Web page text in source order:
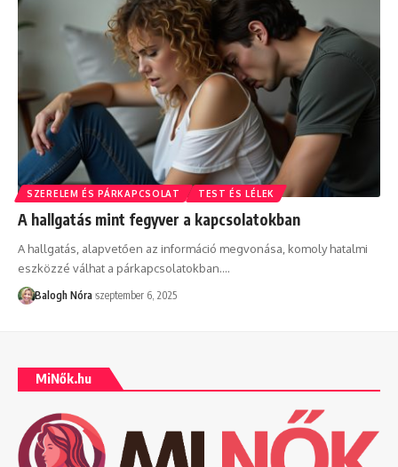
SZERELEM ÉS PÁRKAPCSOLAT TEST ÉS LÉLEK
A hallgatás mint fegyver a kapcsolatokban
A hallgatás, alapvetően az információ megvonása, komoly hatalmi
eszközzé válhat a párkapcsolatokban.…
Balogh Nóra szeptember 6, 2025
MiNők.hu